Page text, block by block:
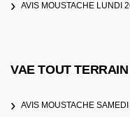
AVIS MOUSTACHE LUNDI
VAE TOUT TERRAIN
AVIS MOUSTACHE SAMEDI